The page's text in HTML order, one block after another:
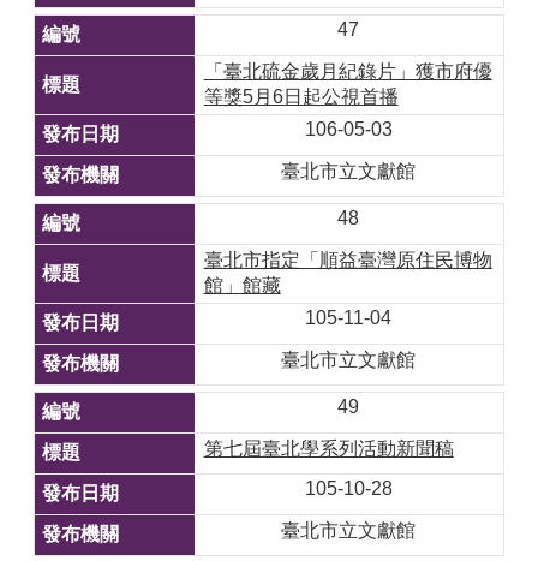
47
「臺北硫金歲月紀錄片」獲市府優
等獎5月6日起公視首播
106-05-03
臺北市立文獻館
48
臺北市指定「順益臺灣原住民博物
館」館藏
105-11-04
臺北市立文獻館
49
第七屆臺北學系列活動新聞稿
105-10-28
臺北市立文獻館